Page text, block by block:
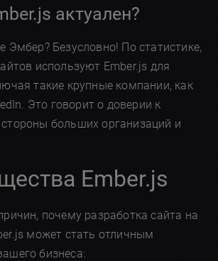
актуален?
Эмбер? Безусловно! По статистике,
используют Ember.js для
такие крупные компании, как
Это говорит о доверии к
больших организаций и
Ember.js
почему разработка сайта на
может стать отличным
бизнеса: